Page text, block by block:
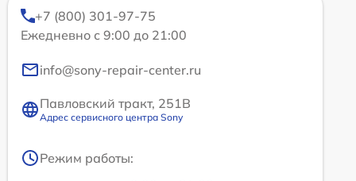
+7 (800) 301-97-75
Ежедневно с 9:00 до 21:00
info@sony-repair-center.ru
Павловский тракт, 251В
Адрес сервисного центра Sony
Режим работы: